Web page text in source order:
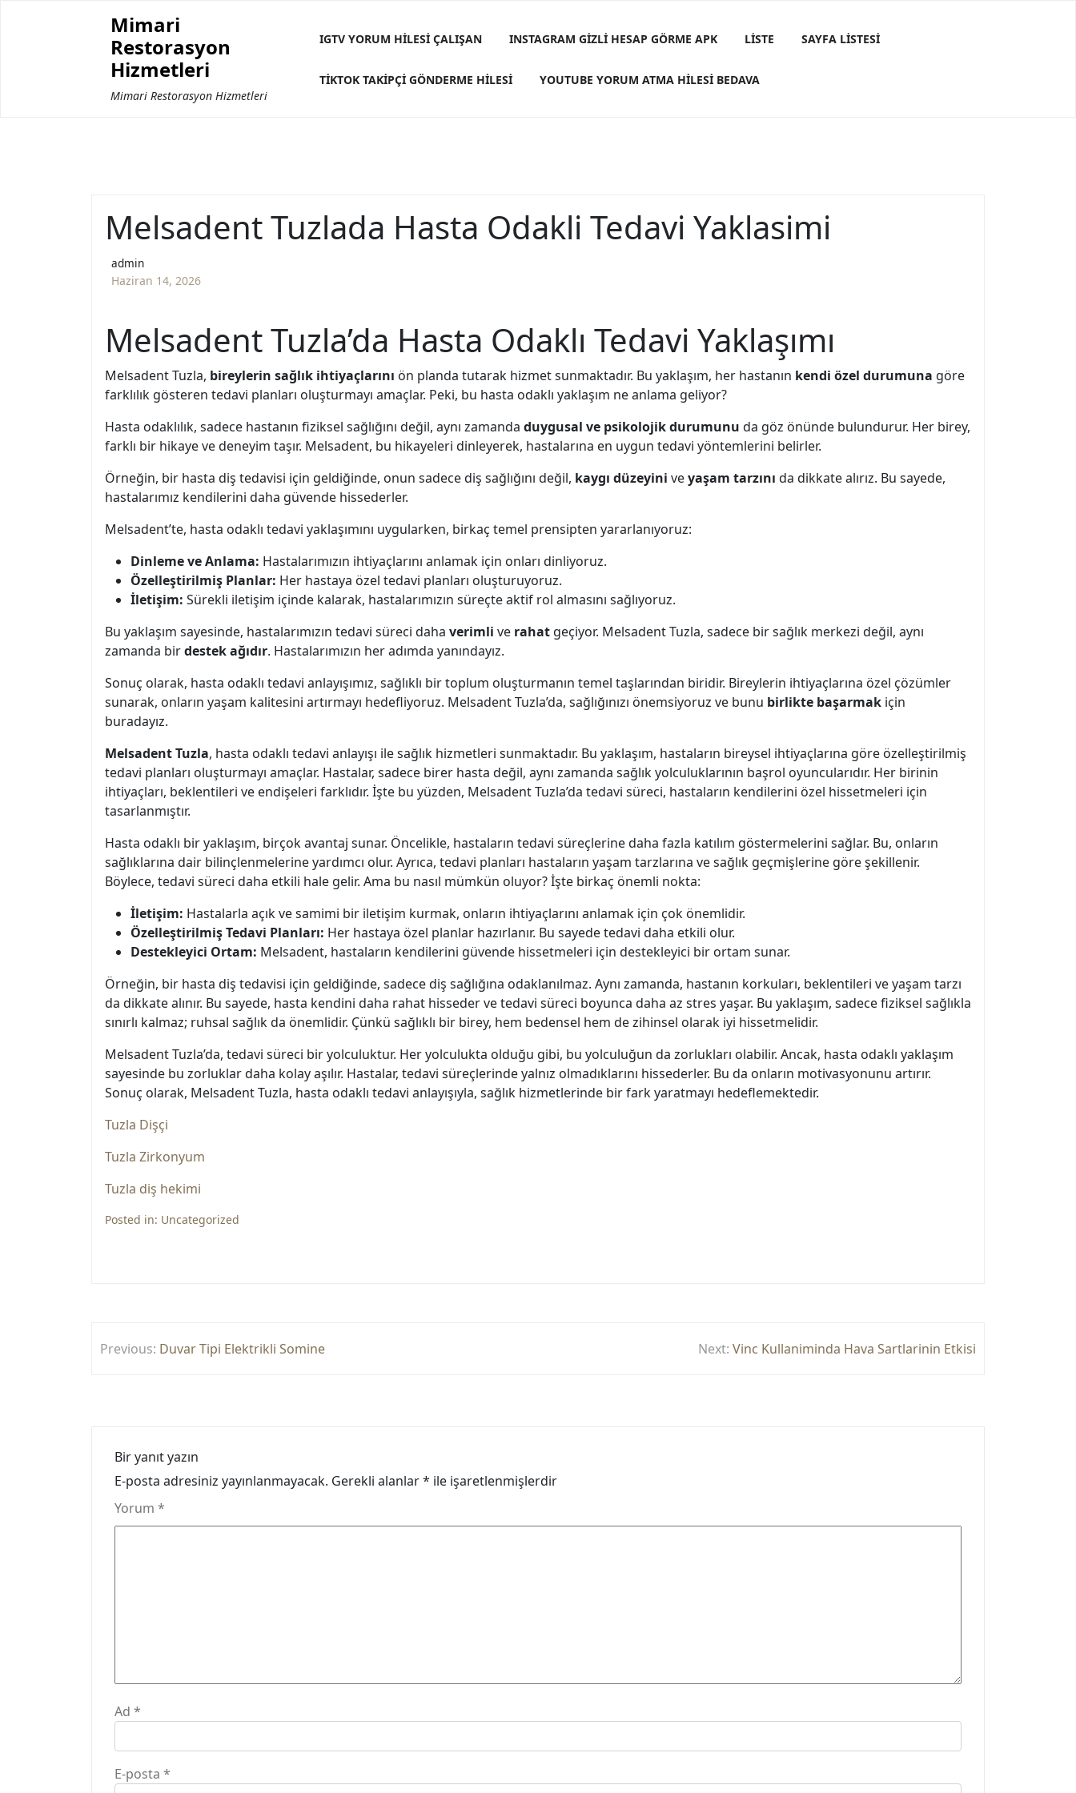
Mimari
Restorasyon
Hizmetleri
Mimari Restorasyon Hizmetleri
IGTV YORUM HILESI ÇALIŞAN INSTAGRAM GIZLI HESAP GÖRME APK LISTE SAYFA LISTESI
TIKTOK TAKIPÇI GÖNDERME HILESI YOUTUBE YORUM ATMA HILESI BEDAVA
Melsadent Tuzlada Hasta Odakli Tedavi Yaklasimi
admin
Haziran 14, 2026
Melsadent Tuzla’da Hasta Odaklı Tedavi Yaklaşımı
Melsadent Tuzla, bireylerin sağlık ihtiyaçlarını ön planda tutarak hizmet sunmaktadır. Bu yaklaşım, her hastanın kendi özel durumuna göre
farklılık gösteren tedavi planları oluşturmayı amaçlar. Peki, bu hasta odaklı yaklaşım ne anlama geliyor?
Hasta odaklılık, sadece hastanın fiziksel sağlığını değil, aynı zamanda duygusal ve psikolojik durumunu da göz önünde bulundurur. Her birey,
farklı bir hikaye ve deneyim taşır. Melsadent, bu hikayeleri dinleyerek, hastalarına en uygun tedavi yöntemlerini belirler.
Örneğin, bir hasta diş tedavisi için geldiğinde, onun sadece diş sağlığını değil, kaygı düzeyini veyaşam tarzını da dikkate alırız. Bu sayede,
hastalarımız kendilerini daha güvende hissederler.
Melsadent’te, hasta odaklı tedavi yaklaşımını uygularken, birkaç temel prensipten yararlanıyoruz:
Dinleme ve Anlama: Hastalarımızın ihtiyaçlarını anlamak için onları dinliyoruz.
Özelleştirilmiş Planlar: Her hastaya özel tedavi planları oluşturuyoruz.
İletişim: Sürekli iletişim içinde kalarak, hastalarımızın süreçte aktif rol almasını sağlıyoruz.
Bu yaklaşım sayesinde, hastalarımızın tedavi süreci daha verimli ve rahat geçiyor. Melsadent Tuzla, sadece bir sağlık merkezi değil, aynı
zamanda birdestek ağıdır. Hastalarımızın her adımda yanındayız.
Sonuç olarak, hasta odaklı tedavi anlayışımız, sağlıklı bir toplum oluşturmanın temel taşlarından biridir. Bireylerin ihtiyaçlarına özel çözümler
sunarak, onların yaşam kalitesini artırmayı hedefliyoruz. Melsadent Tuzla’da, sağlığınızı önemsiyoruz ve bunu birlikte başarmak için
buradayız.
Melsadent Tuzla, hasta odaklı tedavi anlayışı ile sağlık hizmetleri sunmaktadır. Bu yaklaşım, hastaların bireysel ihtiyaçlarına göre özelleştirilmiş
tedavi planları oluşturmayı amaçlar. Hastalar, sadece birer hasta değil, aynı zamanda sağlık yolculuklarının başrol oyuncularıdır. Her birinin
ihtiyaçları, beklentileri ve endişeleri farklıdır. İşte bu yüzden, Melsadent Tuzla’da tedavi süreci, hastaların kendilerini özel hissetmeleri için
tasarlanmıştır.
Hasta odaklı bir yaklaşım, birçok avantaj sunar. Öncelikle, hastaların tedavi süreçlerine daha fazla katılım göstermelerini sağlar. Bu, onların
sağlıklarına dair bilinçlenmelerine yardımcı olur. Ayrıca, tedavi planları hastaların yaşam tarzlarına ve sağlık geçmişlerine göre şekillenir.
Böylece, tedavi süreci daha etkili hale gelir. Ama bu nasıl mümkün oluyor? İşte birkaç önemli nokta:
İletişim: Hastalarla açık ve samimi bir iletişim kurmak, onların ihtiyaçlarını anlamak için çok önemlidir.
Özelleştirilmiş Tedavi Planları: Her hastaya özel planlar hazırlanır. Bu sayede tedavi daha etkili olur.
Destekleyici Ortam: Melsadent, hastaların kendilerini güvende hissetmeleri için destekleyici bir ortam sunar.
Örneğin, bir hasta diş tedavisi için geldiğinde, sadece diş sağlığına odaklanılmaz. Aynı zamanda, hastanın korkuları, beklentileri ve yaşam tarzı
da dikkate alınır. Bu sayede, hasta kendini daha rahat hisseder ve tedavi süreci boyunca daha az stres yaşar. Bu yaklaşım, sadece fiziksel sağlıkla
sınırlı kalmaz; ruhsal sağlık da önemlidir. Çünkü sağlıklı bir birey, hem bedensel hem de zihinsel olarak iyi hissetmelidir.
Melsadent Tuzla’da, tedavi süreci bir yolculuktur. Her yolculukta olduğu gibi, bu yolculuğun da zorlukları olabilir. Ancak, hasta odaklı yaklaşım
sayesinde bu zorluklar daha kolay aşılır. Hastalar, tedavi süreçlerinde yalnız olmadıklarını hissederler. Bu da onların motivasyonunu artırır.
Sonuç olarak, Melsadent Tuzla, hasta odaklı tedavi anlayışıyla, sağlık hizmetlerinde bir fark yaratmayı hedeflemektedir.
Tuzla Dişçi
Tuzla Zirkonyum
Tuzla diş hekimi
Posted in: Uncategorized
Yazı
gezinmesi
Previous: Duvar Tipi Elektrikli Somine Next: Vinc Kullaniminda Hava Sartlarinin Etkisi
Bir yanıt yazın
E-posta adresiniz yayınlanmayacak. Gerekli alanlar* ile işaretlenmişlerdir
Yorum *
Ad *
E-posta *